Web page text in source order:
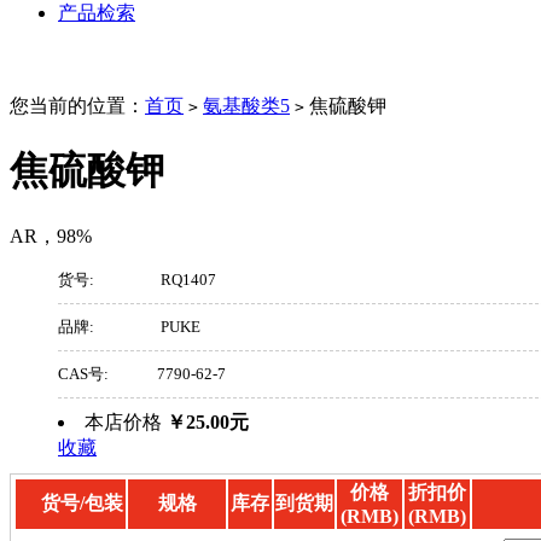
产品检索
您当前的位置： 首页 > 氨基酸类5 > 焦硫酸钾
焦硫酸钾
AR，98%
货号: RQ1407
品牌: PUKE
CAS号: 7790-62-7
本店价格 ￥25.00元
收藏
货号/包装 规格 库存 到货期
价格
(RMB)
折扣价
(RMB)